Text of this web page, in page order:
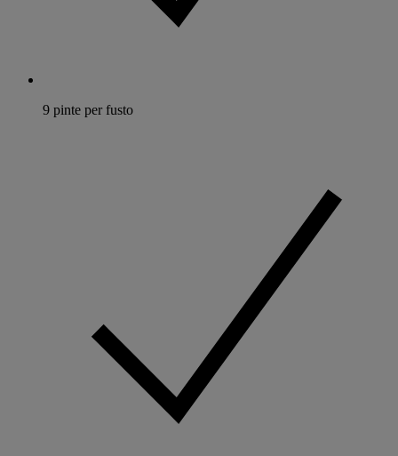
9 pinte per fusto